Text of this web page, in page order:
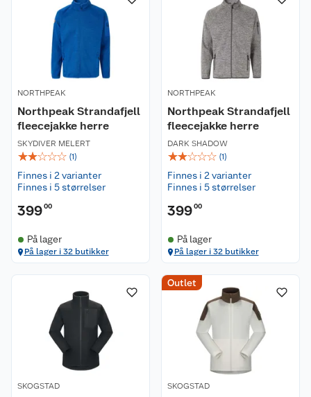
NORTHPEAK
Northpeak Strandafjell
fleecejakke herre
SKYDIVER MELERT
☆☆☆☆☆ (1)
Finnes i 2 varianter
Finnes i 5 størrelser
39900
På lager
På lager i 32 butikker
NORTHPEAK
Northpeak Strandafjell
fleecejakke herre
DARK SHADOW
☆☆☆☆☆ (1)
Finnes i 2 varianter
Finnes i 5 størrelser
39900
På lager
På lager i 32 butikker
SKOGSTAD
Outlet
SKOGSTAD